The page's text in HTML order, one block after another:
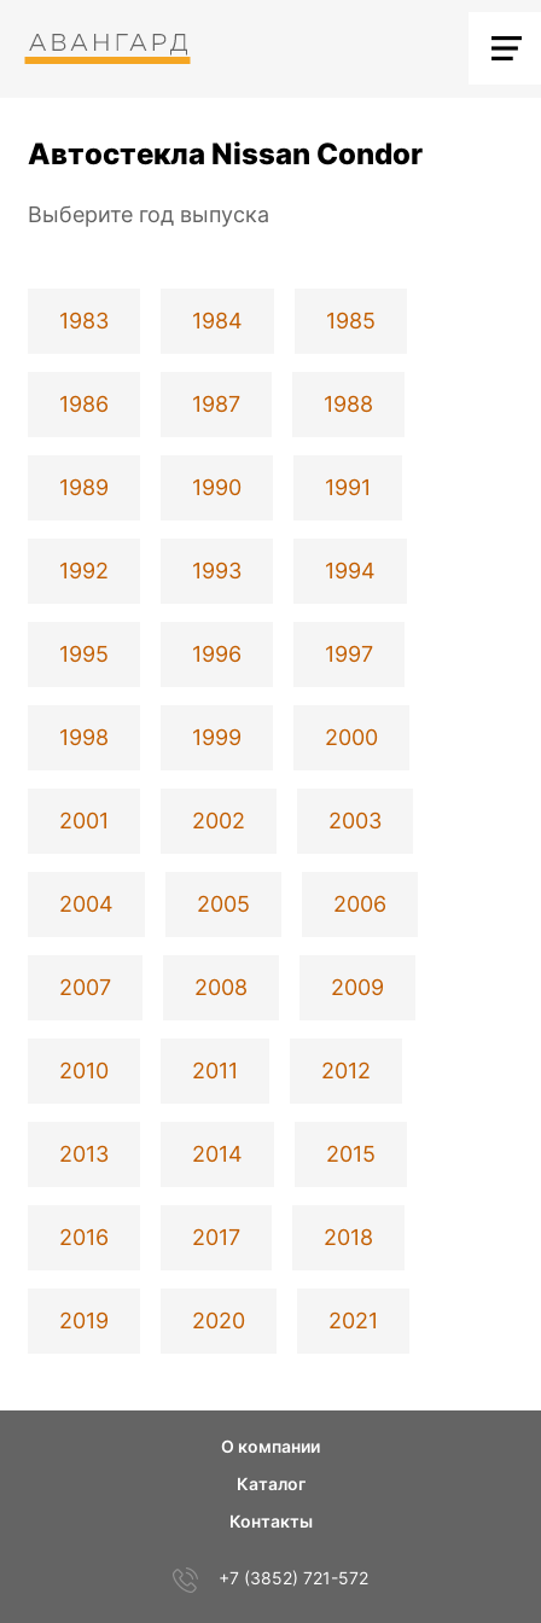
Автостекла Nissan Condor
Выберите год выпуска
1983 1984 1985
1986 1987 1988
1989 1990 1991
1992 1993 1994
1995 1996 1997
1998 1999 2000
2001 2002 2003
2004 2005 2006
2007 2008 2009
2010 2011 2012
2013 2014 2015
2016 2017 2018
2019 2020 2021
О компании
Каталог
Контакты
+7 (3852) 721-572